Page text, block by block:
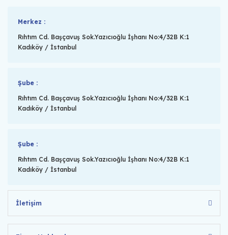
Merkez :
Rıhtım Cd. Başçavuş Sok.Yazıcıoğlu İşhanı No:4/32B K:1
Kadıköy / İstanbul
Şube :
Rıhtım Cd. Başçavuş Sok.Yazıcıoğlu İşhanı No:4/32B K:1
Kadıköy / İstanbul
Şube :
Rıhtım Cd. Başçavuş Sok.Yazıcıoğlu İşhanı No:4/32B K:1
Kadıköy / İstanbul
İletişim